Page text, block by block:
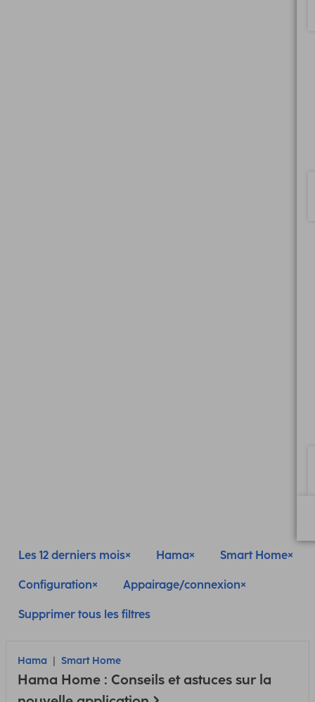
Les 12 derniers mois Hama Smart Home
Configuration Appairage/connexion
Supprimer tous les filtres
Hama Smart Home
Hama Home : Conseils et astuces sur la